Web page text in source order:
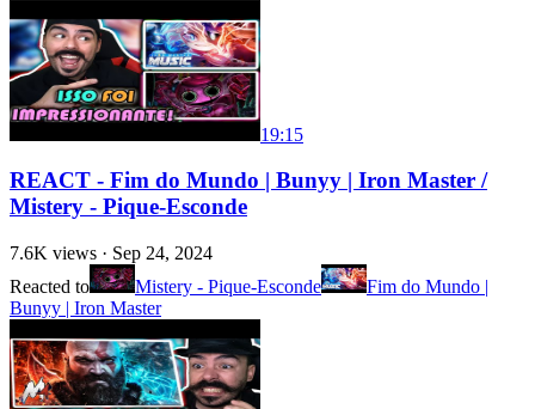
19:15
REACT - Fim do Mundo | Bunyy | Iron Master /
Mistery - Pique-Esconde
7.6K views · Sep 24, 2024
Reacted to
Mistery - Pique-Esconde
Fim do Mundo |
Bunyy | Iron Master